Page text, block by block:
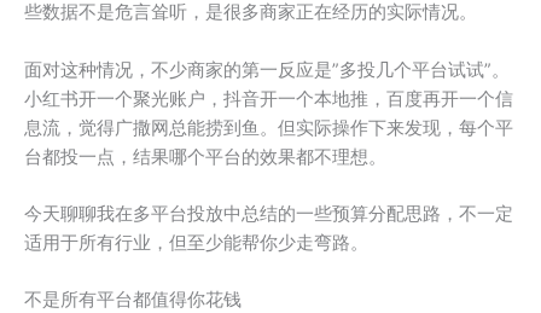
些数据不是危言耸听，是很多商家正在经历的实际情况。
面对这种情况，不少商家的第一反应是”多投几个平台试试”。
小红书开一个聚光账户，抖音开一个本地推，百度再开一个信
息流，觉得广撒网总能捞到鱼。但实际操作下来发现，每个平
台都投一点，结果哪个平台的效果都不理想。
今天聊聊我在多平台投放中总结的一些预算分配思路，不一定
适用于所有行业，但至少能帮你少走弯路。
不是所有平台都值得你花钱